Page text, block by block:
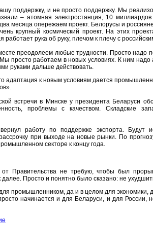
поддержку, и не просто поддержку. Мы
– атомная электростанция, 10
месяца опережаем проект. Белорусы и
крупный космический проект. На этих
работает рука об руку, плечом к плечу с
преодолеем любые трудности. Просто надо
просто работаем в новых условиях. К ним надо
руками дальше действовать.
адаптация к новым условиям дается
встречи в Минске у президента Беларуси
проблемы с качеством. Складские
работу по поддержке экспорта. Будут
при выходе на новые рынки. По
секторе к концу года.
Правительства не требую, чтобы был
далее. Просто и понятно было сказано: не
промышленником, да и в целом для экономики,
начинается и для Беларуси, и для России,